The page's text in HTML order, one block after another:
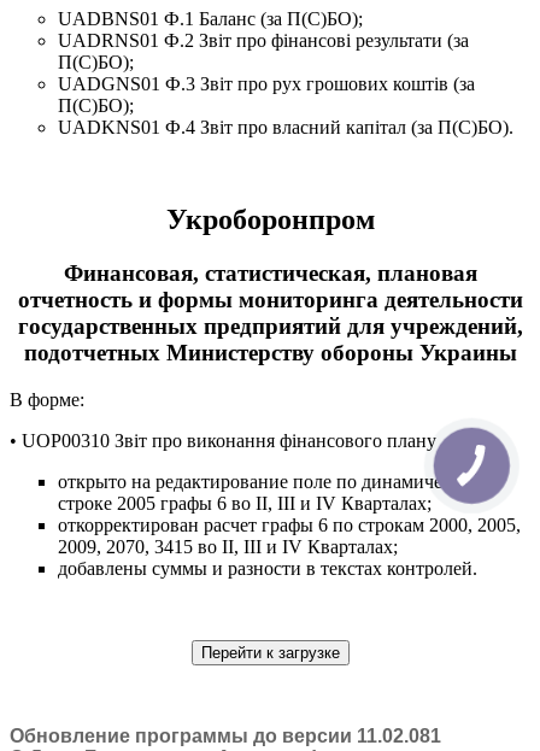
UADBNS01 Ф.1 Баланс (за П(С)БО);
UADRNS01 Ф.2 Звіт про фінансові результати (за
П(С)БО);
UADGNS01 Ф.3 Звіт про рух грошових коштів (за
П(С)БО);
UADKNS01 Ф.4 Звіт про власний капітал (за П(С)БО).
Укроборонпром
Финансовая, статистическая, плановая
отчетность и формы мониторинга деятельности
государственных предприятий для учреждений,
подотчетных Министерству обороны Украины
В форме:
• UOP00310 Звіт про виконання фінансового плану
открыто на редактирование поле по динамической
строке 2005 графы 6 во ІІ, ІІІ и ІV Кварталах;
откорректирован расчет графы 6 по строкам 2000, 2005,
2009, 2070, 3415 во ІІ, ІІІ и ІV Кварталах;
добавлены суммы и разности в текстах контролей.
Перейти к загрузке
Обновление программы до версии 11.02.081